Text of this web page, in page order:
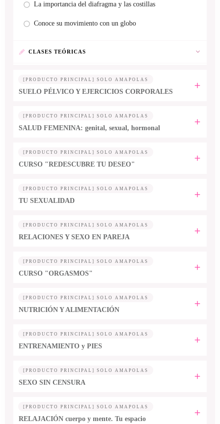
La importancia del diafragma y las costillas
Conoce su movimiento con un globo
CLASES TEÓRICAS
[PRODUCTO PRINCIPAL] SOLO AMAPOLAS
SUELO PÉLVICO Y EJERCICIOS CORPORALES
[PRODUCTO PRINCIPAL] SOLO AMAPOLAS
SALUD FEMENINA: genital, sexual, hormonal
[PRODUCTO PRINCIPAL] SOLO AMAPOLAS
CURSO "REDESCUBRE TU DESEO"
[PRODUCTO PRINCIPAL] SOLO AMAPOLAS
TU SEXUALIDAD
[PRODUCTO PRINCIPAL] SOLO AMAPOLAS
RELACIONES Y SEXO EN PAREJA
[PRODUCTO PRINCIPAL] SOLO AMAPOLAS
CURSO "ORGASMOS"
[PRODUCTO PRINCIPAL] SOLO AMAPOLAS
NUTRICIÓN Y ALIMENTACIÓN
[PRODUCTO PRINCIPAL] SOLO AMAPOLAS
ENTRENAMIENTO y PIES
[PRODUCTO PRINCIPAL] SOLO AMAPOLAS
SEXO SIN CENSURA
[PRODUCTO PRINCIPAL] SOLO AMAPOLAS
RELAJACIÓN cuerpo y mente. Tu espacio